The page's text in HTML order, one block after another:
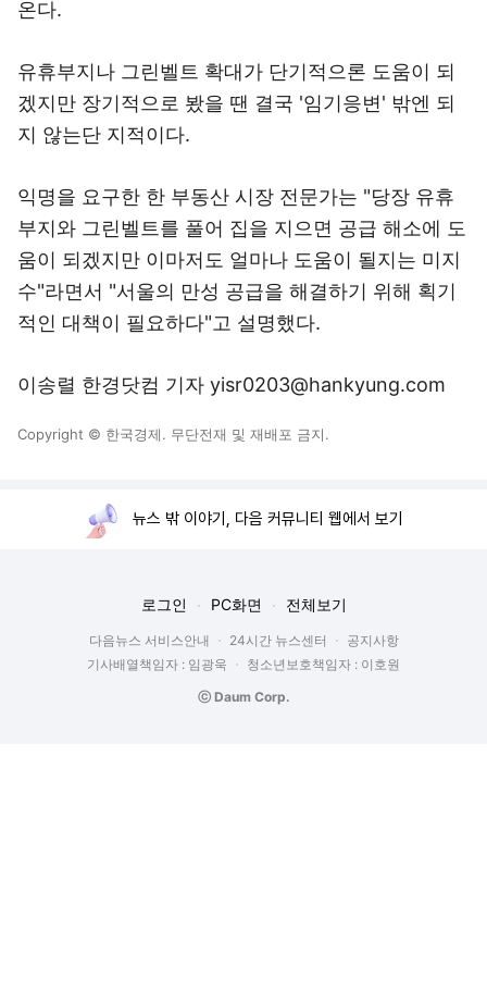
온다.
유휴부지나 그린벨트 확대가 단기적으론 도움이 되
겠지만 장기적으로 봤을 땐 결국 '임기응변' 밖엔 되
지 않는단 지적이다.
익명을 요구한 한 부동산 시장 전문가는 "당장 유휴
부지와 그린벨트를 풀어 집을 지으면 공급 해소에 도
움이 되겠지만 이마저도 얼마나 도움이 될지는 미지
수"라면서 "서울의 만성 공급을 해결하기 위해 획기
적인 대책이 필요하다"고 설명했다.
이송렬 한경닷컴 기자 yisr0203@hankyung.com
Copyright © 한국경제. 무단전재 및 재배포 금지.
뉴스 밖 이야기, 다음 커뮤니티 웹에서 보기
로그인 PC화면 전체보기
다음뉴스 서비스안내 24시간 뉴스센터
공지사항
기사배열책임자 : 임광욱
청소년보호책임자 : 이호원
ⓒ Daum Corp.